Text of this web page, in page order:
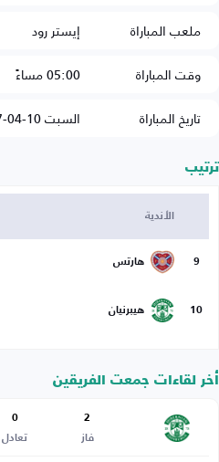
ملعب المباراة
إيستر رود
وقت المباراة
05:00 مساءً
تاريخ المباراة
السبت 10-04-2027
ترتيب
الأندية
9 هارتس
10 هيبرنيان
أخر لقاءات جمعت الفريقين
2
فاز
0
تعادل